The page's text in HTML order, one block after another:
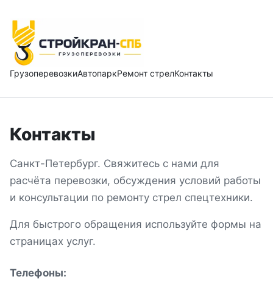
ГрузоперевозкиАвтопаркРемонт стрелКонтакты
Контакты
Санкт-Петербург. Свяжитесь с нами для
расчёта перевозки, обсуждения условий работы
и консультации по ремонту стрел спецтехники.
Для быстрого обращения используйте формы на
страницах услуг.
Телефоны: